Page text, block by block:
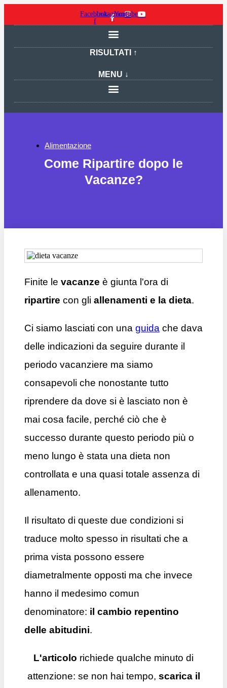
Facebook-
f
InstagramYoutube
RISULTATI ↑
MENU ↓
Alimentazione
Come Ripartire dopo le
Vacanze?
Finite le vacanze è giunta l'ora di
ripartire con gli allenamenti e la dieta.
Ci siamo lasciati con una guida che dava
delle indicazioni da seguire durante il
periodo vacanziere ma siamo
consapevoli che nonostante tutto
riprendere da dove si è lasciato non è
mai cosa facile, perché ciò che è
successo durante questo periodo più o
meno lungo è stata una dieta non
controllata e una quasi totale assenza di
allenamento.
Il risultato di queste due condizioni si
traduce molto spesso in risultati che a
prima vista possono essere
diametralmente opposti ma che invece
hanno il medesimo comun
denominatore: il cambio repentino
delle abitudini.
L'articolo richiede qualche minuto di
attenzione: se non hai tempo, scarica il